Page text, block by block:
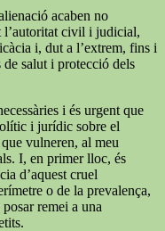
acaben no
l’autoritat civil i judicial,
i, dut a l’extrem, fins i
de salut i protecció dels
i és urgent que
i jurídic sobre el
vulneren, al meu
I, en primer lloc, és
d’aquest cruel
o de la prevalença,
posar remei a una